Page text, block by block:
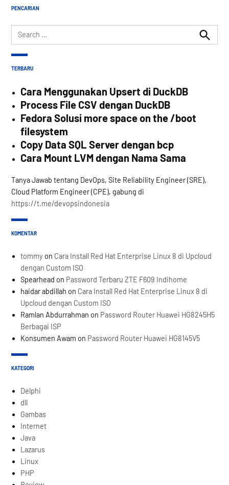
PENCARIAN
Search
for:
Search
TERBARU
Cara Menggunakan Upsert di DuckDB
Process File CSV dengan DuckDB
Fedora Solusi more space on the /boot
filesystem
Copy Data SQL Server dengan bcp
Cara Mount LVM dengan Nama Sama
Tanya Jawab tentang DevOps, Site Reliability Engineer (SRE),
Cloud Platform Engineer (CPE), gabung di
https://t.me/devopsindonesia
KOMENTAR
tommy on Cara Install Red Hat Enterprise Linux 8 di Upcloud
dengan Custom ISO
Spearhead on Password Terbaru ZTE F609 Indihome
haidar abdillah on Cara Install Red Hat Enterprise Linux 8 di
Upcloud dengan Custom ISO
Ramlan Abdurrahman on Password Router Huawei HG8245H5
Berbagai ISP
Konsumen Awam on Password Router Huawei HG8145V5
KATEGORI
Delphi
dll
Gambas
Internet
Java
Lazarus
Linux
PHP